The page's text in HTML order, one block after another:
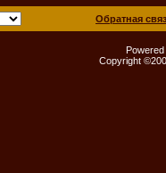
Обратная
Copyright